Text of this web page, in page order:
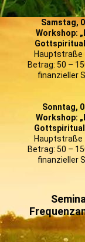
Samstag,
Workshop:
Hauptstraße
Betrag: 50 –
finanzieller
Sonntag,
Workshop:
Hauptstraße
Betrag: 50 –
finanzieller